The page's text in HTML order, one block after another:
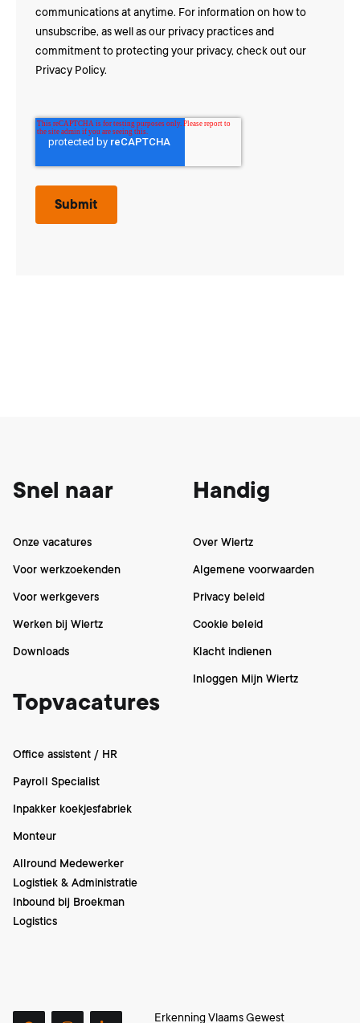
communications at anytime. For information on how to
unsubscribe, as well as our privacy practices and
commitment to protecting your privacy, check out our
Privacy Policy.
Snel naar
Onze vacatures
Voor werkzoekenden
Voor werkgevers
Werken bij Wiertz
Downloads
Topvacatures
Office assistent / HR
Payroll Specialist
Inpakker koekjesfabriek
Monteur
Allround Medewerker
Logistiek & Administratie
Inbound bij Broekman
Logistics
Handig
Over Wiertz
Algemene voorwaarden
Privacy beleid
Cookie beleid
Klacht indienen
Inloggen Mijn Wiertz
Erkenning Vlaams Gewest